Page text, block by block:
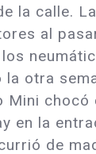
la calle.
al
otra
Mini chocó
en la
de